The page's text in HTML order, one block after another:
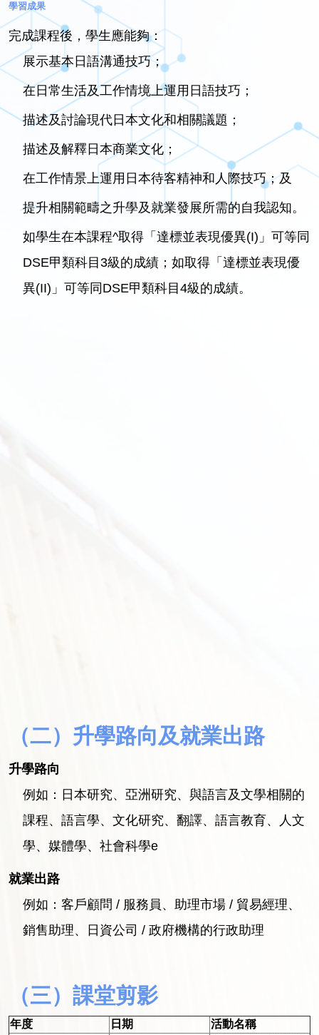
學習成果
完成課程後，學生應能夠：
展示基本日語溝通技巧；
在日常生活及工作情境上運用日語技巧；
描述及討論現代日本文化和相關議題；
描述及解釋日本商業文化；
在工作情景上運用日本待客精神和人際技巧；及
提升相關範疇之升學及就業發展所需的自我認知。
如學生在本課程^取得「達標並表現優異(I)」可等同
DSE甲類科目3級的成績；如取得「達標並表現優
異(II)」可等同DSE甲類科目4級的成績。
（二）升學路向及就業出路
升學路向
例如：日本研究、亞洲研究、與語言及文學相關的
課程、語言學、文化研究、翻譯、語言教育、人文
學、媒體學、社會科學e
就業出路
例如：客戶顧問 / 服務員、助理市場 / 貿易經理、
銷售助理、日資公司 / 政府機構的行政助理
（三）課堂剪影
年度 日期 活動名稱